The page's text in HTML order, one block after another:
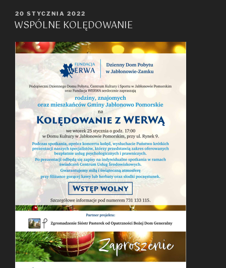
OPUBLIKOWANE
W
20 STYCZNIA 2022
WSPÓLNE KOLĘDOWANIE